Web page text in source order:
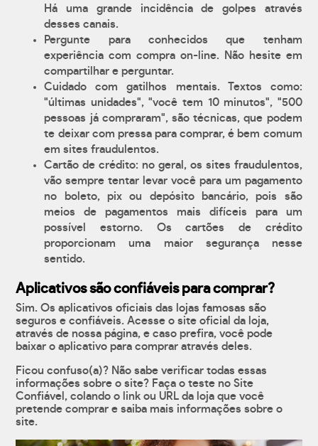
Há uma grande incidência de golpes através
desses canais.
Pergunte para conhecidos que tenham
experiência com compra on-line. Não hesite em
compartilhar e perguntar.
Cuidado com gatilhos mentais. Textos como:
"últimas unidades", "você tem 10 minutos", "500
pessoas já compraram", são técnicas, que podem
te deixar com pressa para comprar, é bem comum
em sites fraudulentos.
Cartão de crédito: no geral, os sites fraudulentos,
vão sempre tentar levar você para um pagamento
no boleto, pix ou depósito bancário, pois são
meios de pagamentos mais difíceis para um
possível estorno. Os cartões de crédito
proporcionam uma maior segurança nesse
sentido.
Aplicativos são confiáveis para comprar?
Sim. Os aplicativos oficiais das lojas famosas são
seguros e confiáveis. Acesse o site oficial da loja,
através de nossa página, e caso prefira, você pode
baixar o aplicativo para comprar através deles.
Ficou confuso(a)? Não sabe verificar todas essas
informações sobre o site? Faça o teste no Site
Confiável, colando o link ou URL da loja que você
pretende comprar e saiba mais informações sobre o
site.